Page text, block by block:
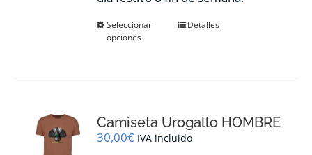
Seleccionar
opciones
Este
se
pueden
Detalles
Camiseta Urogallo HOMBRE
30,00€ IVA incluido